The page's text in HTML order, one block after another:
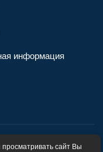
информация
сайт Вы